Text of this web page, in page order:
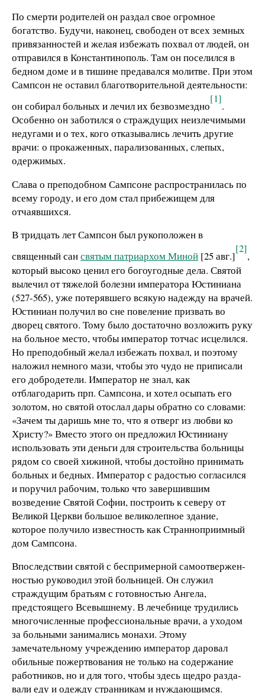
По смерти родителей он раздал свое огромное
богатство. Будучи, наконец, свободен от всех земных
привязанностей и желая избежать похвал от людей, он
отправился в Константинополь. Там он поселился в
бедном доме и в тиши­не предавался молитве. При этом
Сампсон не оставил бла­готворительной деятельности:
он собирал больных и лечил их безвозмездно
[1]
.
Особенно он заботился о страждущих не­излечимыми
недугами и о тех, кого отказывались лечить другие
врачи: о прокаженных, парализованных, слепых,
одержимых.
Слава о преподобном Сампсоне распространилась по
всему городу, и его дом стал прибежищем для
отчаявшихся.
В тридцать лет Сампсон был рукоположен в
священный сансвятым патриархом Миной [25 авг.]
[2]
,
который высоко ценил его богоугодные дела. Святой
вылечил от тяжелой болезни императора Юстиниана
(527-565), уже потерявшего всякую надежду на врачей.
Юстиниан получил во сне повеле­ние призвать во
дворец святого. Тому было достаточно воз­ложить руку
на больное место, чтобы император тотчас ис­целился.
Но преподобный желал избежать похвал, и поэтому
наложил немного мази, чтобы это чудо не приписали
его доб­родетели. Император не знал, как
отблагодарить прп. Сампсона, и хотел осыпать его
золотом, но святой отослал дары обратно со словами:
«Зачем ты даришь мне то, что я отверг из любви ко
Христу?» Вместо этого он предложил Юсти­ниану
использовать эти деньги для строительства больницы
рядом со своей хижиной, чтобы достойно принимать
боль­ных и бедных. Император с радостью согласился
и поручил рабочим, только что завершившим
возведение Святой Со­фии, построить к северу от
Великой Церкви большое вели­колепное здание,
которое получило известность как Стран­ноприимный
дом Сампсона.
Впоследствии святой с бес­примерной самоотвержен­
ностью руководил этой боль­ницей. Он служил
страждущим братьям с готовностью Анге­ла,
предстоящего Всевышнему. В лечебнице трудились
много­численные профессиональные врачи, а уходом
за больными занимались монахи. Этому
замечательному учреждению император даровал
обильные пожертвования не только на со­держание
работников, но и для того, чтобы здесь щедро разда­
вали еду и одежду странникам и нуждающимся.